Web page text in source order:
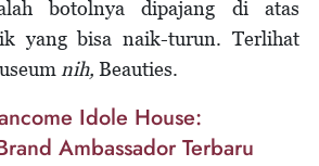
botolnya dipajang di atas
yang bisa naik-turun. Terlihat
nih, Beauties.
Idole House:
Ambassador Terbaru